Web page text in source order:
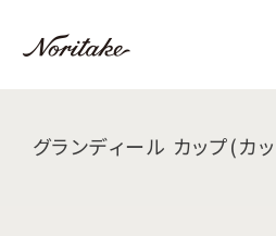
グランディール カップ(カ